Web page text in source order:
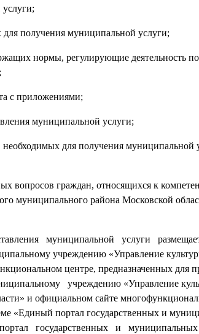
получения муниципальной услуги;
нормы, регулирующие деятельность по
с приложениями;
муниципальной услуги;
для получения муниципальной
вопросов граждан, относящихся к
муниципального района Московской
муниципальной услуги
учреждению «Управление
центре, предназначенных
учреждению «Управление
и официальном сайте
«Единый портал государственных и
государственных и муниципальных